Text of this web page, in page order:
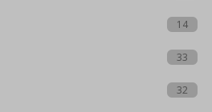
14
33
32